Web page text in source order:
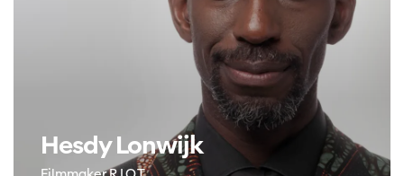
Hesdy Lonwijk